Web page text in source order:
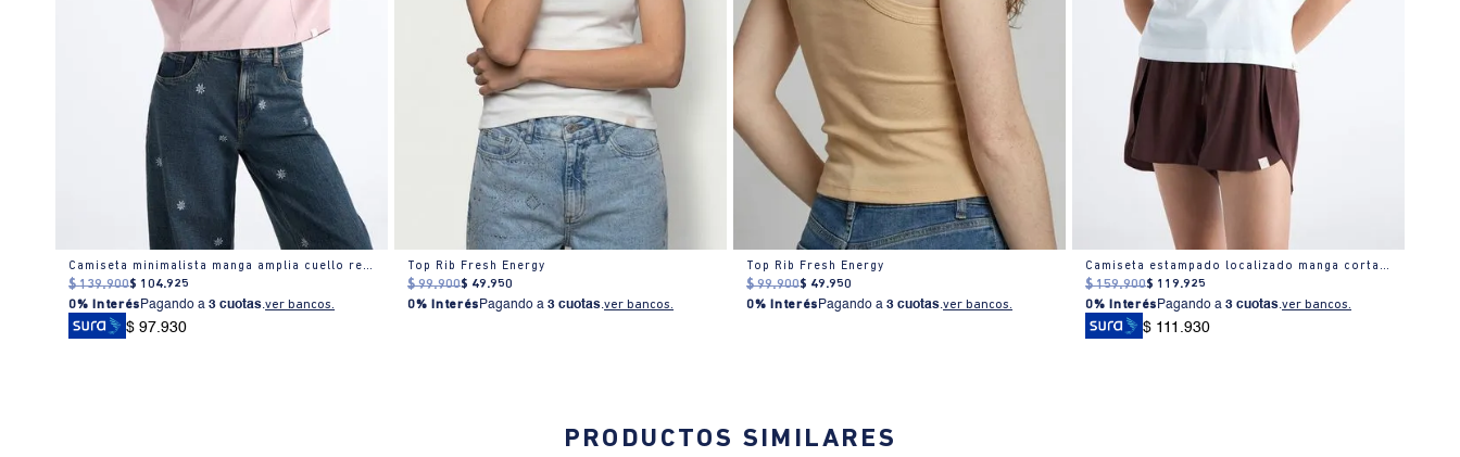
Camiseta minimalista manga amplia cuello redondo para mujer
$ 139.900$ 104.925
0% Interés Pagando a3 cuotas.ver bancos.
$ 97.930
Top Rib Fresh Energy
$ 99.900$ 49.950
0% Interés Pagando a3 cuotas.ver bancos.
Top Rib Fresh Energy
$ 99.900$ 49.950
0% Interés Pagando a3 cuotas.ver bancos.
Camiseta estampado localizado manga corta cuello redondo para mujer
$ 159.900$ 119.925
0% Interés Pagando a3 cuotas.ver bancos.
$ 111.930
PRODUCTOS SIMILARES